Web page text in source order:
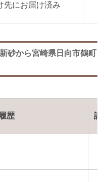
先にお届け済み
砂から宮崎県日向市鶴町
歴 詳